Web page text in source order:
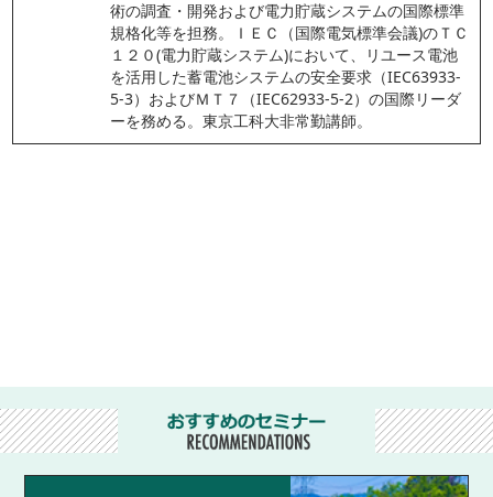
術の調査・開発および電力貯蔵システムの国際標準
規格化等を担務。ＩＥＣ（国際電気標準会議)のＴＣ
１２０(電力貯蔵システム)において、リユース電池
を活用した蓄電池システムの安全要求（IEC63933-
5-3）およびＭＴ７（IEC62933-5-2）の国際リーダ
ーを務める。東京工科大非常勤講師。